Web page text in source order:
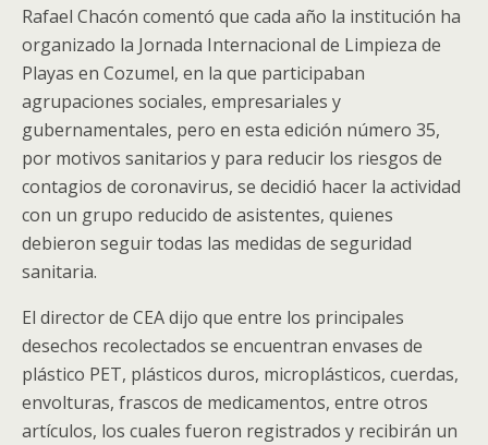
Rafael Chacón comentó que cada año la institución ha
organizado la Jornada Internacional de Limpieza de
Playas en Cozumel, en la que participaban
agrupaciones sociales, empresariales y
gubernamentales, pero en esta edición número 35,
por motivos sanitarios y para reducir los riesgos de
contagios de coronavirus, se decidió hacer la actividad
con un grupo reducido de asistentes, quienes
debieron seguir todas las medidas de seguridad
sanitaria.
El director de CEA dijo que entre los principales
desechos recolectados se encuentran envases de
plástico PET, plásticos duros, microplásticos, cuerdas,
envolturas, frascos de medicamentos, entre otros
artículos, los cuales fueron registrados y recibirán un